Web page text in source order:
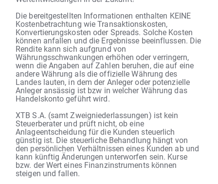
Die bereitgestellten Informationen enthalten KEINE
Kostenbetrachtung wie Transaktionskosten,
Konvertierungskosten oder Spreads. Solche Kosten
können anfallen und die Ergebnisse beeinflussen. Die
Rendite kann sich aufgrund von
Währungsschwankungen erhöhen oder verringern,
wenn die Angaben auf Zahlen beruhen, die auf eine
andere Währung als die offizielle Währung des
Landes lauten, in dem der Anleger oder potenzielle
Anleger ansässig ist bzw in welcher Währung das
Handelskonto geführt wird.
XTB S.A. (samt Zweigniederlassungen) ist kein
Steuerberater und prüft nicht, ob eine
Anlageentscheidung für die Kunden steuerlich
günstig ist. Die steuerliche Behandlung hängt von
den persönlichen Verhältnissen eines Kunden ab und
kann künftig Änderungen unterworfen sein. Kurse
bzw. der Wert eines Finanzinstruments können
steigen und fallen.